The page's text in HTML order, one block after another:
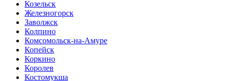
Козельск
Железногорск
Заволжск
Колпино
Комсомольск-на-Амуре
Копейск
Коркино
Королев
Костомукша